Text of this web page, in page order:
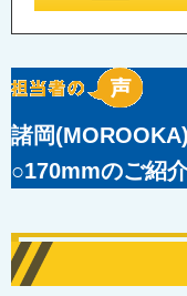
諸岡
○170mmのご紹介